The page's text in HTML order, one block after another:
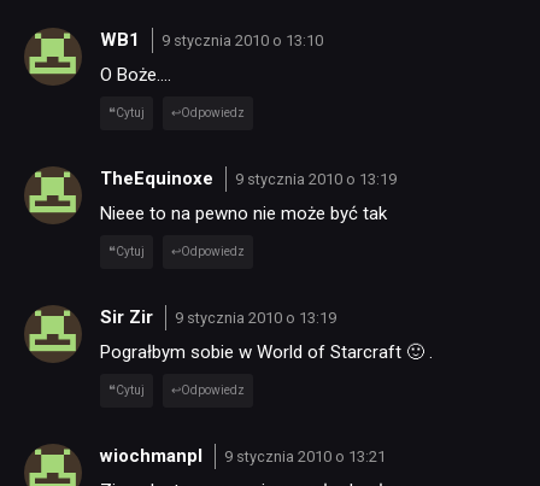
WB1 9 stycznia 2010 o 13:10
O Boże….
Cytuj Odpowiedz
TheEquinoxe 9 stycznia 2010 o 13:19
Nieee to na pewno nie może być tak
Cytuj Odpowiedz
Sir Zir 9 stycznia 2010 o 13:19
Pograłbym sobie w World of Starcraft 🙂 .
Cytuj Odpowiedz
wiochmanpl 9 stycznia 2010 o 13:21